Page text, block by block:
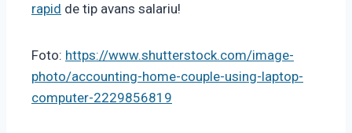
rapid de tip avans salariu!
Foto: https://www.shutterstock.com/image-
photo/accounting-home-couple-using-laptop-
computer-2229856819